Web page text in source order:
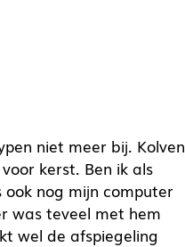
niet meer bij. Kolven
kerst. Ben ik als
nog mijn computer
was teveel met hem
wel de afspiegeling